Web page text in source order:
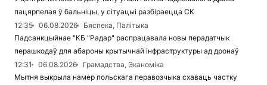
пацярпелая ў бальніцы, у сітуацыі разбіраецца СК
12:35
06.08.2026
Бяспека, Палітыка
Падсанкцыйнае "КБ "Радар" распрацавала новы перадатчык
перашкодаў для абароны крытычнай інфраструктуры ад дронаў
12:31
06.08.2026
Грамадства, Эканоміка
Мытня выкрыла намер польскага перавозчыка схаваць частку